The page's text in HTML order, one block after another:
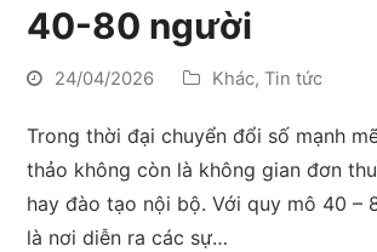
40-80 người
24/04/2026 Khác,Tin tức
Trong thời đại chuyển đổi số mạnh
thảo không còn là không gian đơn
hay đào tạo nội bộ. Với quy mô 40 –
là nơi diễn ra các sự…